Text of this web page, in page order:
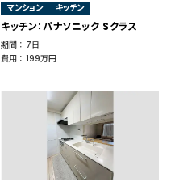
マンション キッチン
キッチン：パナソニック Sクラス
期間 ： 7日
費用 ： 199万円